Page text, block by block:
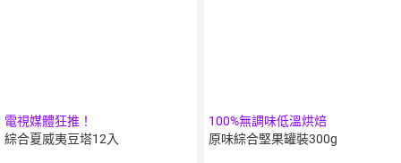
電視媒體狂推！
綜合夏威夷豆塔12入
100%無調味低溫烘焙
原味綜合堅果罐裝300g